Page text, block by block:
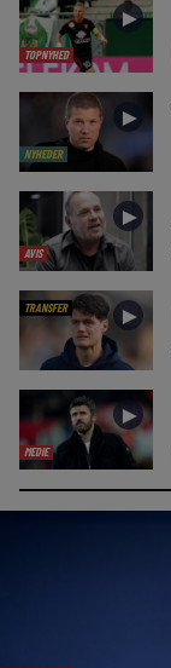
TOPNYHED
►
NYHEDER
►
AVIS
►
TRANSFER ►
MEDIE
►